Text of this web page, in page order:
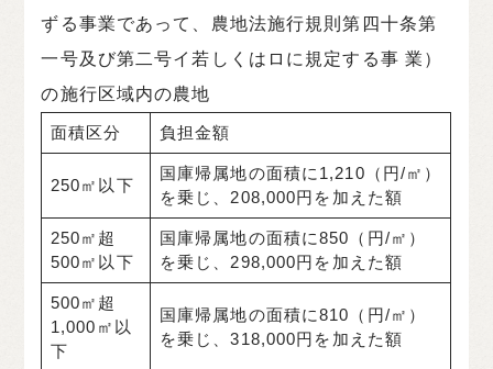
ずる事業であって、農地法施行規則第四十条第
一号及び第二号イ若しくはロに規定する事 業）
の施行区域内の農地
面積区分 負担金額
250㎡以下
国庫帰属地の面積に1,210（円/㎡）
を乗じ、208,000円を加えた額
250㎡超
500㎡以下
国庫帰属地の面積に850（円/㎡）
を乗じ、298,000円を加えた額
500㎡超
1,000㎡以
下
国庫帰属地の面積に810（円/㎡）
を乗じ、318,000円を加えた額